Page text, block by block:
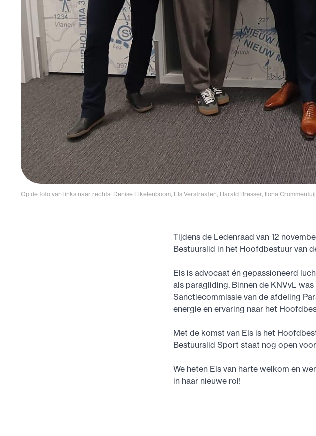
Op de foto van links naar rechts: Denise Eikelenboom, Els Verstraaten, Harald Bresser, Ilona
Tijdens de Ledenraad van 12
Bestuurslid in het Hoofdbestuur van
Els is advocaat én gepassioneerd
als paragliding. Binnen de KNVvL
Sanctiecommissie van de afdeling
energie en ervaring naar het
Met de komst van Els is het
Bestuurslid Sport staat nog open
We heten Els van harte welkom en
in haar nieuwe rol!